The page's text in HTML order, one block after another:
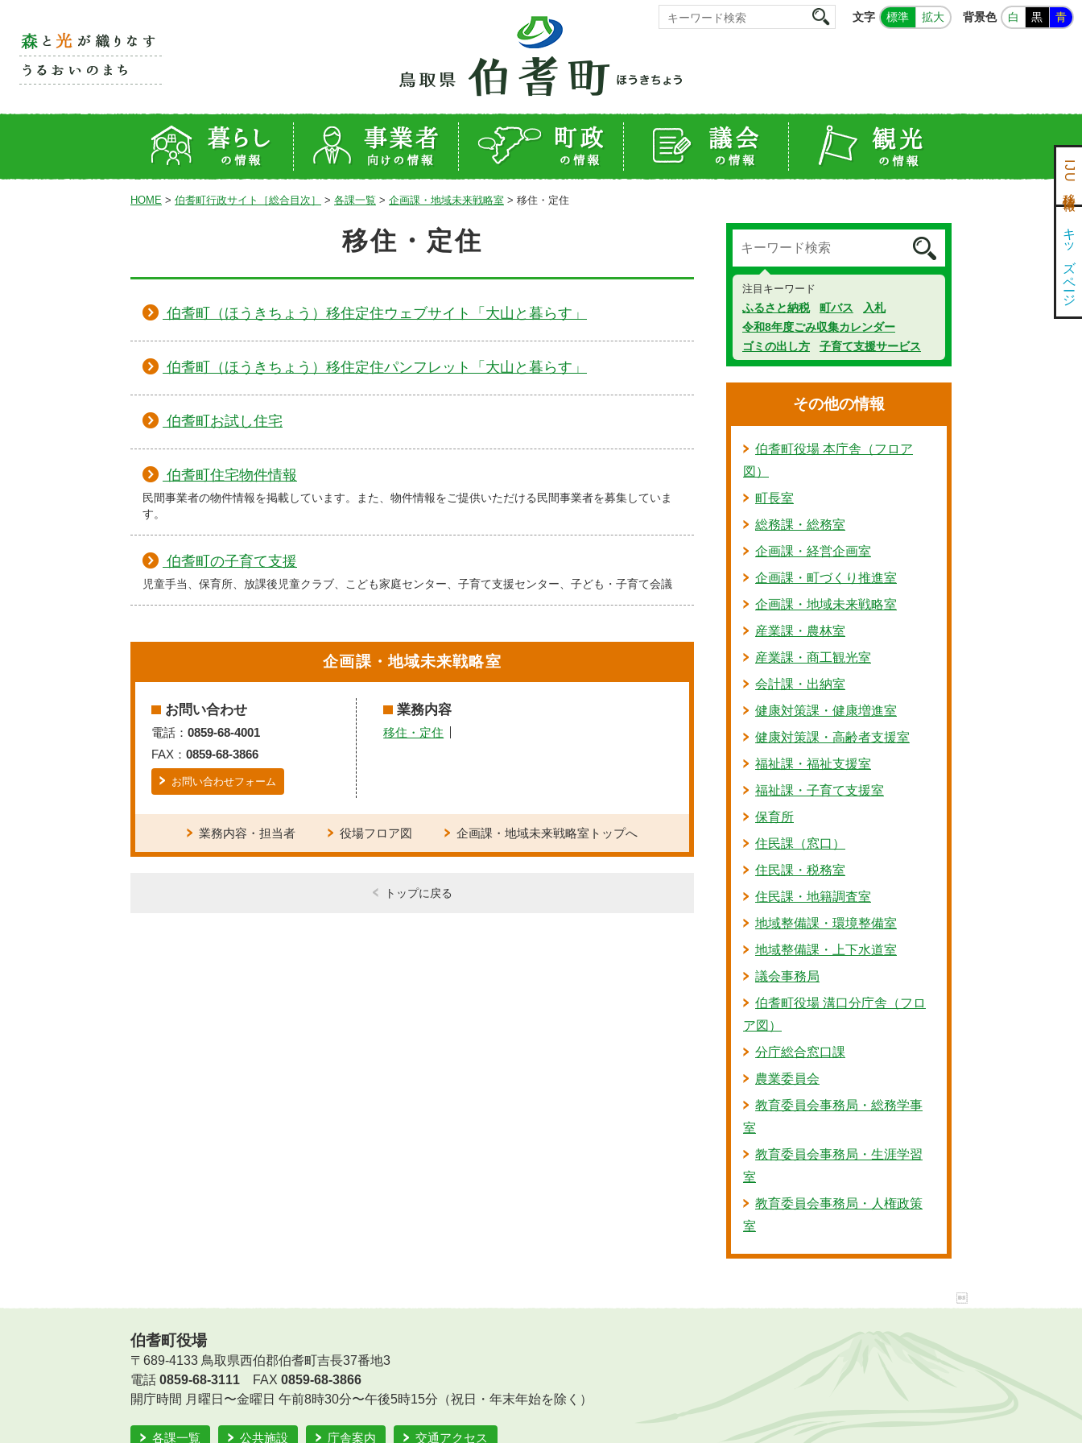
文字 標準 拡大 背景色 白 黒 青
HOME > 伯耆町行政サイト［総合目次］ > 各課一覧 > 企画課・地域未来戦略室 > 移住・定住
移住・定住
伯耆町（ほうきちょう）移住定住ウェブサイト「大山と暮らす」
伯耆町（ほうきちょう）移住定住パンフレット「大山と暮らす」
伯耆町お試し住宅
伯耆町住宅物件情報
民間事業者の物件情報を掲載しています。また、物件情報をご提供いただける民間事業者を募集していま
す。
伯耆町の子育て支援
児童手当、保育所、放課後児童クラブ、こども家庭センター、子育て支援センター、子ども・子育て会議
企画課・地域未来戦略室
お問い合わせ
電話： 0859-68-4001
FAX： 0859-68-3866
お問い合わせフォーム
業務内容
移住・定住
業務内容・担当者 役場フロア図 企画課・地域未来戦略室トップへ
トップに戻る
注目キーワード
ふるさと納税 町バス
入札
令和8年度ごみ収集カレンダー
ゴミの出し方
子育て支援サービス
その他の情報
伯耆町役場 本庁舎（フロア
図）
町長室
総務課・総務室
企画課・経営企画室
企画課・町づくり推進室
企画課・地域未来戦略室
産業課・農林室
産業課・商工観光室
会計課・出納室
健康対策課・健康増進室
健康対策課・高齢者支援室
福祉課・福祉支援室
福祉課・子育て支援室
保育所
住民課（窓口）
住民課・税務室
住民課・地籍調査室
地域整備課・環境整備室
地域整備課・上下水道室
議会事務局
伯耆町役場 溝口分庁舎（フロ
ア図）
分庁総合窓口課
農業委員会
教育委員会事務局・総務学事
室
教育委員会事務局・生涯学習
室
教育委員会事務局・人権政策
室
伯耆町役場
〒689-4133 鳥取県西伯郡伯耆町吉長37番地3
電話 0859-68-3111 FAX 0859-68-3866
開庁時間 月曜日〜金曜日 午前8時30分〜午後5時15分（祝日・年末年始を除く）
各課一覧 公共施設 庁舎案内 交通アクセス
IJU移住情報
キッズページ